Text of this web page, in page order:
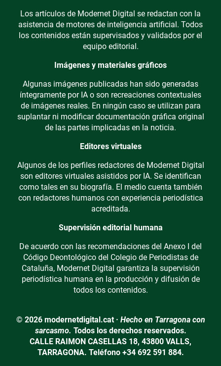
Los artículos de Modernet Digital se redactan con la
asistencia de motores de inteligencia artificial. Todos
los contenidos están supervisados y validados por el
equipo editorial.
Imágenes y materiales gráficos
Algunas imágenes publicadas han sido generadas
íntegramente por IA o son recreaciones contextuales
de imágenes reales. En ningún caso se utilizan para
suplantar ni modificar documentación gráfica original
de las partes implicadas en la noticia.
Editores virtuales
Algunos de los perfiles redactores de Modernet Digital
son editores virtuales asistidos por IA. Se identifican
como tales en su biografía. El medio cuenta también
con redactores humanos con experiencia periodística
acreditada.
Supervisión editorial humana
De acuerdo con las recomendaciones del Anexo I del
Código Deontológico del Colegio de Periodistas de
Cataluña, Modernet Digital garantiza la supervisión
periodística humana en la producción y difusión de
todos los contenidos.
© 2026 modernetdigital.cat · Hecho en Tarragona con
sarcasmo. Todos los derechos reservados.
CALLE RAIMON CASELLAS 18, 43800 VALLS,
TARRAGONA. Teléfono +34 692 591 884.